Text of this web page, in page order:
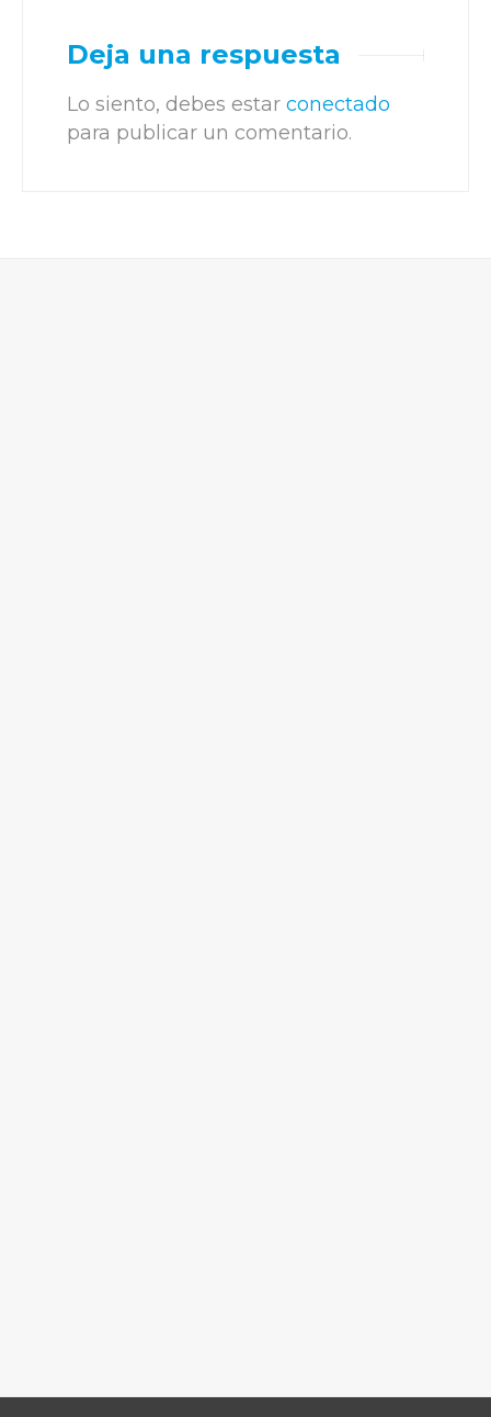
Deja una respuesta
Lo siento, debes estar conectado
para publicar un comentario.